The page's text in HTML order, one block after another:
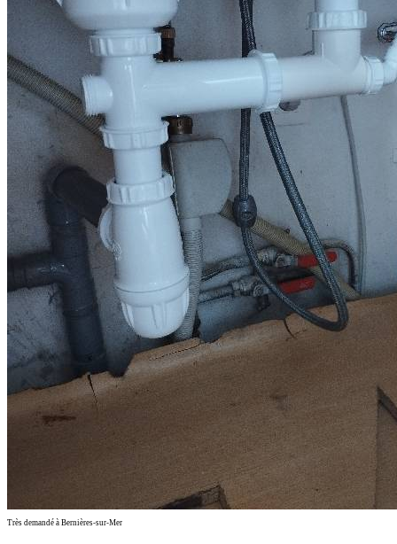
Très demandé à Bernières-sur-Mer